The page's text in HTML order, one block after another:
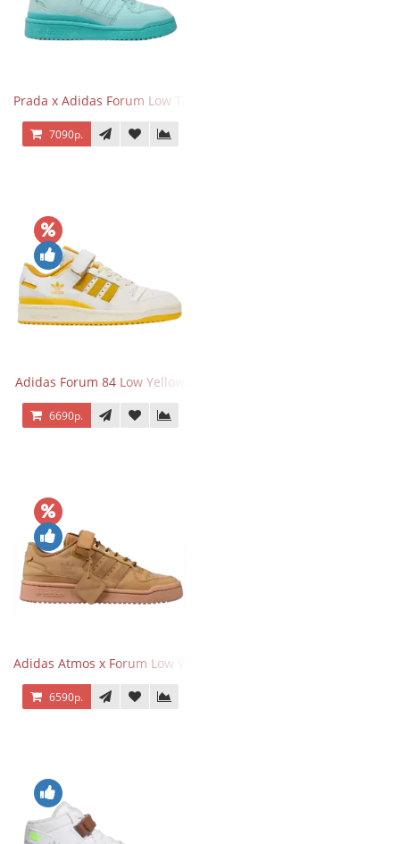
Prada x Adidas Forum Low Triple Mint
7090р.
Adidas Forum 84 Low Yellow
6690р.
Adidas Atmos x Forum Low Wheat Dark Brown
6590р.